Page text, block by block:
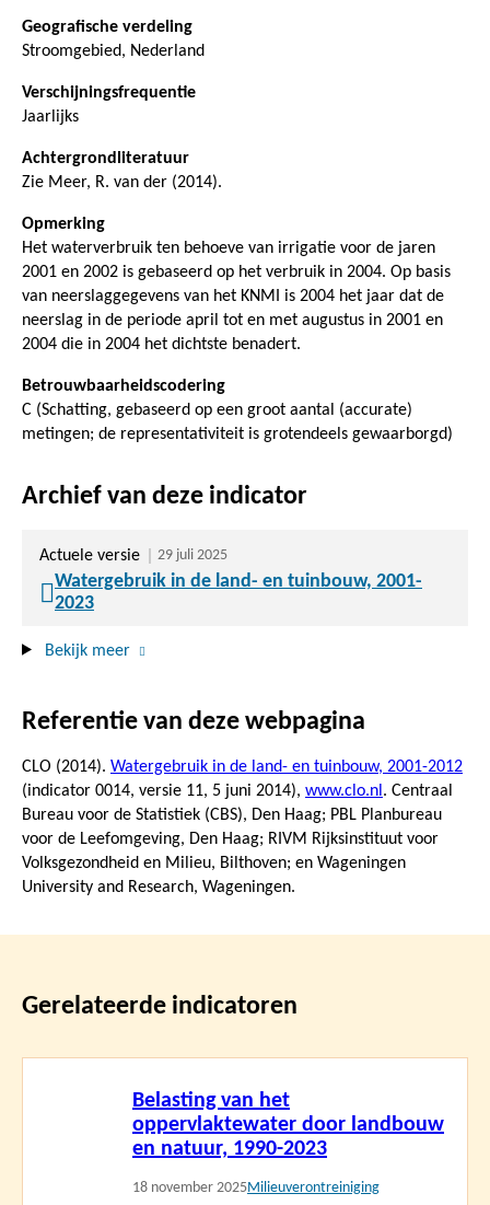
Geografische verdeling
Stroomgebied, Nederland
Verschijningsfrequentie
Jaarlijks
Achtergrondliteratuur
Zie Meer, R. van der (2014).
Opmerking
Het waterverbruik ten behoeve van irrigatie voor de jaren
2001 en 2002 is gebaseerd op het verbruik in 2004. Op basis
van neerslaggegevens van het KNMI is 2004 het jaar dat de
neerslag in de periode april tot en met augustus in 2001 en
2004 die in 2004 het dichtste benadert.
Betrouwbaarheidscodering
C (Schatting, gebaseerd op een groot aantal (accurate)
metingen; de representativiteit is grotendeels gewaarborgd)
Archief van deze indicator
Actuele versie 29 juli 2025
Watergebruik in de land- en tuinbouw, 2001-
2023
Bekijk meer
Referentie van deze webpagina
CLO (2014). Watergebruik in de land- en tuinbouw, 2001-2012
(indicator 0014, versie 11, 5 juni 2014), www.clo.nl . Centraal
Bureau voor de Statistiek (CBS), Den Haag; PBL Planbureau
voor de Leefomgeving, Den Haag; RIVM Rijksinstituut voor
Volksgezondheid en Milieu, Bilthoven; en Wageningen
University and Research, Wageningen.
Gerelateerde indicatoren
Belasting van het
oppervlaktewater door landbouw
en natuur, 1990-2023
18 november 2025Milieuverontreiniging